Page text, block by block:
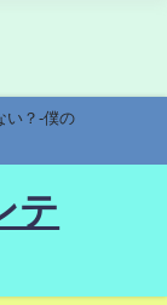
い？-僕の
テ